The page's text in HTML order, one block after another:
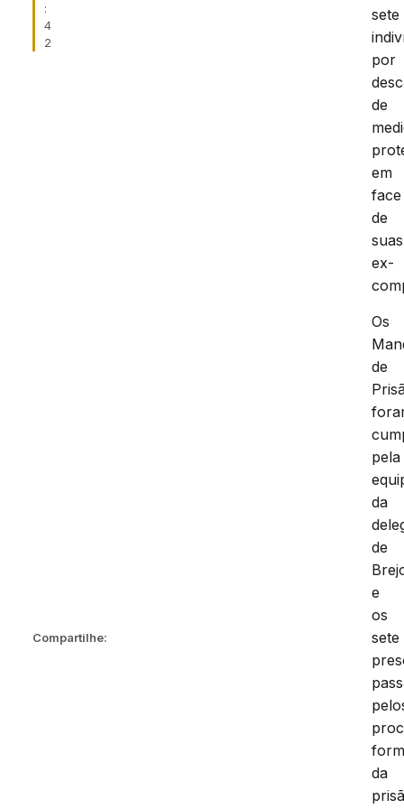
:
4
2
Compartilhe:
sete
por
de
em
face
de
suas
ex-
Os
de
pela
da
de
e
os
sete
da